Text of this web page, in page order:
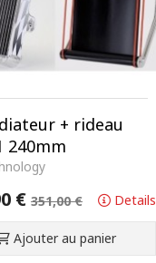
+ rideau
240mm
€ 351,00 € Details
Ajouter au panier